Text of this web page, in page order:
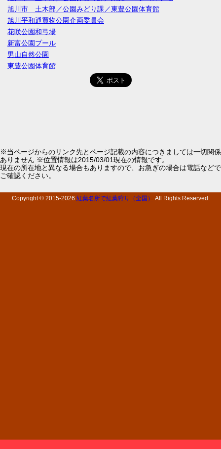
旭川市 土木部／公園みどり課／東豊公園体育館
旭川平和通買物公園企画委員会
花咲公園和弓場
新富公園プール
男山自然公園
東豊公園体育館
※当ページからのリンク先とページ記載の内容につきましては一切関係
ありません ※位置情報は2015/03/01現在の情報です。
現在の所在地と異なる場合もありますので、お急ぎの場合は電話などで
ご確認ください。
Copyright © 2015-2026 紅葉名所で紅葉狩り（全国） All Rights Reserved.